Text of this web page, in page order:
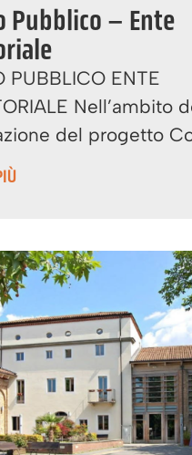
Pubblico – Ente
PUBBLICO ENTE
Nell’ambito
del progetto